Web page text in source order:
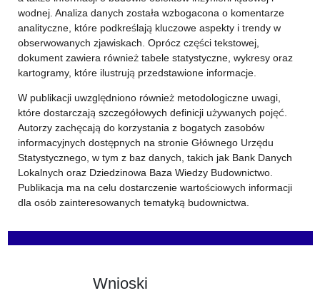
wodnej. Analiza danych została wzbogacona o komentarze
analityczne, które podkreślają kluczowe aspekty i trendy w
obserwowanych zjawiskach. Oprócz części tekstowej,
dokument zawiera również tabele statystyczne, wykresy oraz
kartogramy, które ilustrują przedstawione informacje.
W publikacji uwzględniono również metodologiczne uwagi,
które dostarczają szczegółowych definicji używanych pojęć.
Autorzy zachęcają do korzystania z bogatych zasobów
informacyjnych dostępnych na stronie Głównego Urzędu
Statystycznego, w tym z baz danych, takich jak Bank Danych
Lokalnych oraz Dziedzinowa Baza Wiedzy Budownictwo.
Publikacja ma na celu dostarczenie wartościowych informacji
dla osób zainteresowanych tematyką budownictwa.
Wnioski